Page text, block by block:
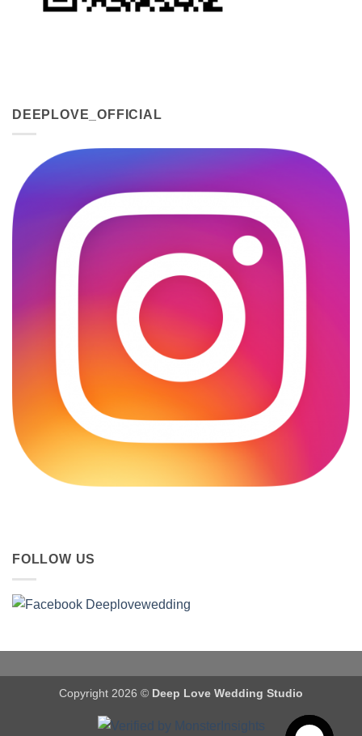
DEEPLOVE_OFFICIAL
FOLLOW US
Copyright 2026 © Deep Love Wedding Studio